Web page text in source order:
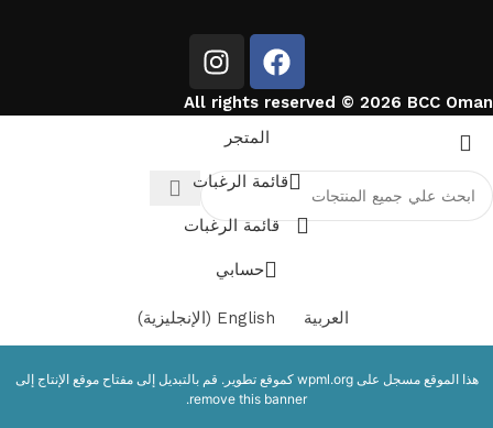
All rights reserved © 2026 BCC Oman
المتجر
قائمة الرغبات
قائمة الرغبات
حسابي
العربية English
(الإنجليزية)
هذا الموقع مسجل علىwpml.org كموقع تطوير. قم بالتبديل إلى مفتاح موقع الإنتاج إلى
remove this banner
.